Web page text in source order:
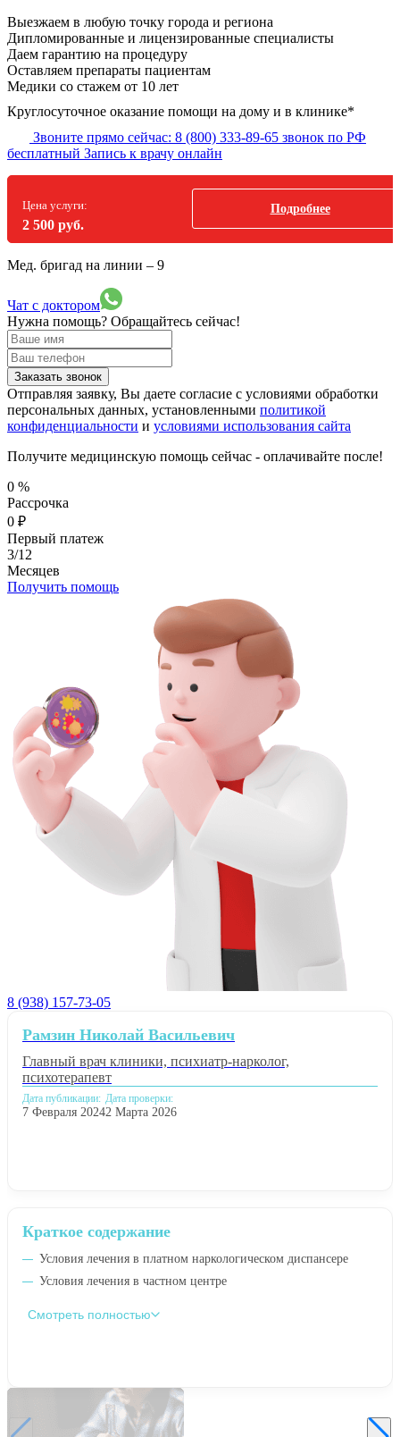
Выезжаем в любую точку города и региона
Дипломированные и лицензированные специалисты
Даем гарантию на процедуру
Оставляем препараты пациентам
Медики со стажем от 10 лет
Круглосуточное оказание помощи на дому и в клинике*
Звоните прямо сейчас: 8 (800) 333-89-65 звонок по РФ
бесплатный Запись к врачу онлайн
Цена услуги:
2 500 руб.
Подробнее
Мед. бригад на линии – 9
Чат с доктором
Нужна помощь? Обращайтесь сейчас!
Заказать звонок
Отправляя заявку, Вы даете согласие с условиями обработки
персональных данных, установленными политикой
конфиденциальности и условиями использования сайта
Получите медицинскую помощь сейчас - оплачивайте после!
0 %
Рассрочка
0 ₽
Первый платеж
3/12
Месяцев
Получить помощь
8 (938) 157-73-05
Краткое содержание
Условия лечения в платном наркологическом диспансере
Условия лечения в частном центре
Смотреть полностью
Рамзин Николай Васильевич
Главный врач клиники, психиатр-нарколог,
психотерапевт
Дата публикации:
7 Февраля 2024
Дата проверки:
2 Марта 2026